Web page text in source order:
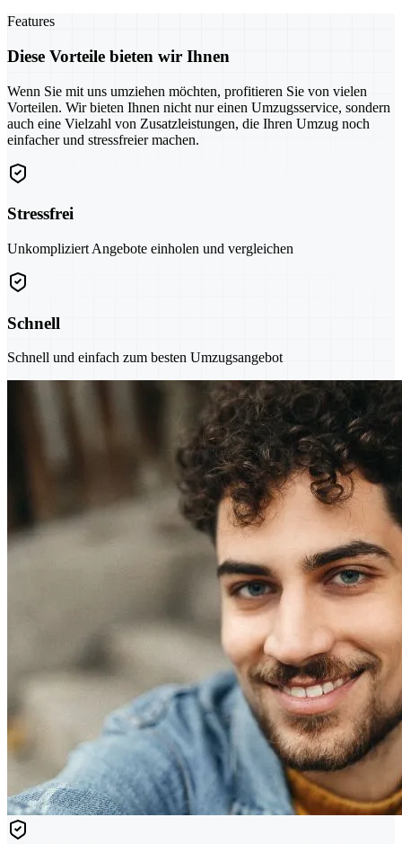
Features
Diese Vorteile bieten wir Ihnen
Wenn Sie mit uns umziehen möchten, profitieren Sie von vielen
Vorteilen. Wir bieten Ihnen nicht nur einen Umzugsservice, sondern
auch eine Vielzahl von Zusatzleistungen, die Ihren Umzug noch
einfacher und stressfreier machen.
Stressfrei
Unkompliziert Angebote einholen und vergleichen
Schnell
Schnell und einfach zum besten Umzugsangebot